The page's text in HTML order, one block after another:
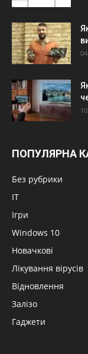
ПОПУЛЯРНА
Без рубрики
IT
Ігри
Windows 10
Новачкові
Лікування вірусів
Відновлення
Залізо
Гаджети